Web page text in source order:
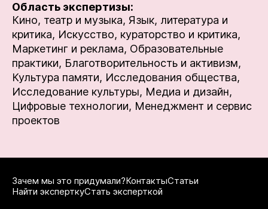
Область экспертизы:
Кино, театр и музыка, Язык, литература и
критика, Искусство, кураторство и критика,
Маркетинг и реклама, Образовательные
практики, Благотворительность и активизм,
Культура памяти, Исследования общества,
Исследование культуры, Медиа и дизайн,
Цифровые технологии, Менеджмент и сервис
проектов
Зачем мы это придумали?КонтактыСтатьи
Найти эксперткуСтать эксперткой